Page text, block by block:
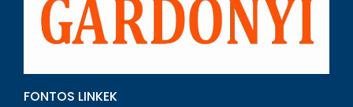
FONTOS LINKEK